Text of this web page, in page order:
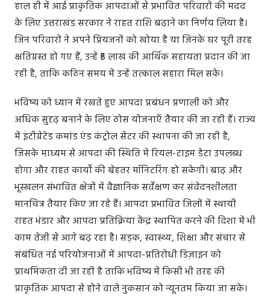
हाल ही में आई प्राकृतिक आपदाओं से प्रभावित परिवारों की मदद
के लिए उत्तराखंड सरकार ने राहत राशि बढ़ाने का निर्णय लिया है।
जिन परिवारों ने अपने प्रियजनों को खोया है या जिनके घर पूरी तरह
क्षतिग्रस्त हो गए हैं, उन्हें ₹5 लाख की आर्थिक सहायता प्रदान की जा
रही है, ताकि कठिन समय में उन्हें तत्काल सहारा मिल सके।
भविष्य को ध्यान में रखते हुए आपदा प्रबंधन प्रणाली को और
अधिक सुदृढ़ बनाने के लिए ठोस योजनाएँ तैयार की जा रही हैं। राज्य
में इंटीग्रेटेड कमांड एंड कंट्रोल सेंटर की स्थापना की जा रही है,
जिसके माध्यम से आपदा की स्थिति में रियल-टाइम डेटा उपलब्ध
होगा और राहत कार्यों की बेहतर मॉनिटरिंग हो सकेगी। बाढ़ और
भूस्खलन संभावित क्षेत्रों में वैज्ञानिक सर्वेक्षण कर संवेदनशीलता
मानचित्र तैयार किए जा रहे हैं। आपदा प्रभावित जिलों में स्थायी
राहत भंडार और आपदा प्रतिक्रिया केंद्र स्थापित करने की दिशा में भी
काम तेजी से आगे बढ़ रहा है। सड़क, स्वास्थ्य, शिक्षा और संचार से
संबंधित नई परियोजनाओं में आपदा-प्रतिरोधी डिज़ाइन को
प्राथमिकता दी जा रही है ताकि भविष्य में किसी भी तरह की
प्राकृतिक आपदा से होने वाले नुकसान को न्यूनतम किया जा सके।